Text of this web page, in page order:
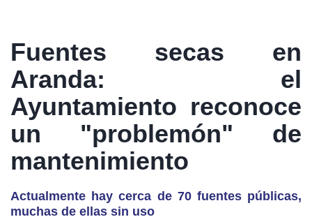
Fuentes secas en
Aranda: el
Ayuntamiento reconoce
un "problemón" de
mantenimiento
Actualmente hay cerca de 70 fuentes públicas,
muchas de ellas sin uso